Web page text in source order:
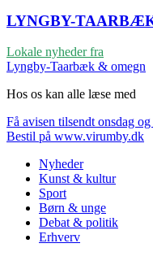
LYNGBY-
Lokale nyheder fra
Lyngby-Taarbæk & omegn
Hos os kan alle læse med
Få avisen tilsendt onsdag
Bestil på www.virumby.dk
Nyheder
Kunst & kultur
Sport
Børn & unge
Debat & politik
Erhverv